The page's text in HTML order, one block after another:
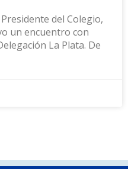
del Colegio,
un encuentro con
La Plata. De